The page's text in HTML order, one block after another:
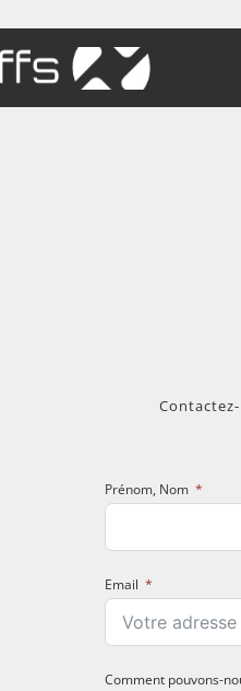
Prénom, Nom
Email
Comment pouvons-